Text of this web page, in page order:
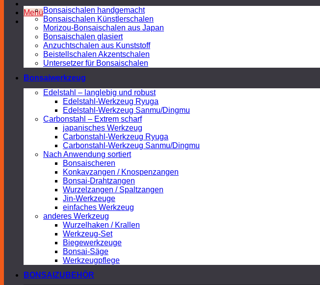
MenüBonsaischalen handgemacht
Bonsaischalen Künstlerschalen
Morizou-Bonsaischalen aus Japan
Bonsaischalen glasiert
Anzuchtschalen aus Kunststoff
Beistellschalen Akzentschalen
Untersetzer für Bonsaischalen
Bonsaiwerkzeug
Edelstahl – langlebig und robust
Edelstahl-Werkzeug Ryuga
Edelstahl-Werkzeug Sanmu/Dingmu
Carbonstahl – Extrem scharf
japanisches Werkzeug
Carbonstahl-Werkzeug Ryuga
Carbonstahl-Werkzeug Sanmu/Dingmu
Nach Anwendung sortiert
Bonsaischeren
Konkavzangen / Knospenzangen
Bonsai-Drahtzangen
Wurzelzangen / Spaltzangen
Jin-Werkzeuge
einfaches Werkzeug
anderes Werkzeug
Wurzelhaken / Krallen
Werkzeug-Set
Biegewerkzeuge
Bonsai-Säge
Werkzeugpflege
BONSAIZUBEHÖR